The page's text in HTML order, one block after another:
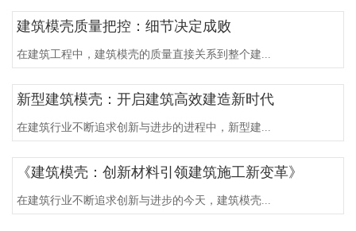
建筑模壳质量把控：细节决定成败
在建筑工程中，建筑模壳的质量直接关系到整个建...
新型建筑模壳：开启建筑高效建造新时代
在建筑行业不断追求创新与进步的进程中，新型建...
《建筑模壳：创新材料引领建筑施工新变革》
在建筑行业不断追求创新与进步的今天，建筑模壳...